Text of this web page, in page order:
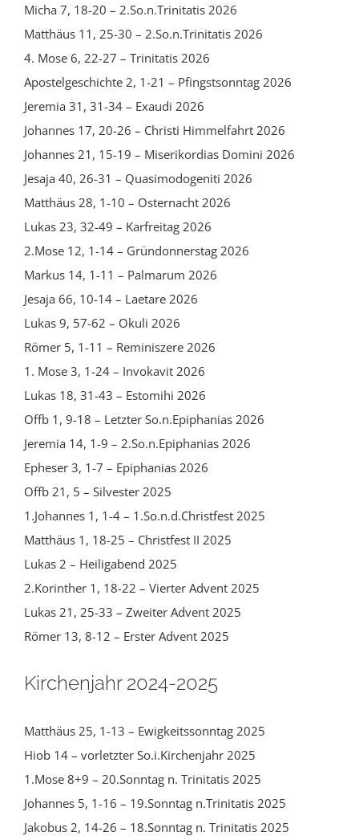
Micha 7, 18-20 – 2.So.n.Trinitatis 2026
Matthäus 11, 25-30 – 2.So.n.Trinitatis 2026
4. Mose 6, 22-27 – Trinitatis 2026
Apostelgeschichte 2, 1-21 – Pfingstsonntag 2026
Jeremia 31, 31-34 – Exaudi 2026
Johannes 17, 20-26 – Christi Himmelfahrt 2026
Johannes 21, 15-19 – Miserikordias Domini 2026
Jesaja 40, 26-31 – Quasimodogeniti 2026
Matthäus 28, 1-10 – Osternacht 2026
Lukas 23, 32-49 – Karfreitag 2026
2.Mose 12, 1-14 – Gründonnerstag 2026
Markus 14, 1-11 – Palmarum 2026
Jesaja 66, 10-14 – Laetare 2026
Lukas 9, 57-62 – Okuli 2026
Römer 5, 1-11 – Reminiszere 2026
1. Mose 3, 1-24 – Invokavit 2026
Lukas 18, 31-43 – Estomihi 2026
Offb 1, 9-18 – Letzter So.n.Epiphanias 2026
Jeremia 14, 1-9 – 2.So.n.Epiphanias 2026
Epheser 3, 1-7 – Epiphanias 2026
Offb 21, 5 – Silvester 2025
1.Johannes 1, 1-4 – 1.So.n.d.Christfest 2025
Matthäus 1, 18-25 – Christfest II 2025
Lukas 2 – Heiligabend 2025
2.Korinther 1, 18-22 – Vierter Advent 2025
Lukas 21, 25-33 – Zweiter Advent 2025
Römer 13, 8-12 – Erster Advent 2025
Kirchenjahr 2024-2025
Matthäus 25, 1-13 – Ewigkeitssonntag 2025
Hiob 14 – vorletzter So.i.Kirchenjahr 2025
1.Mose 8+9 – 20.Sonntag n. Trinitatis 2025
Johannes 5, 1-16 – 19.Sonntag n.Trinitatis 2025
Jakobus 2, 14-26 – 18.Sonntag n. Trinitatis 2025